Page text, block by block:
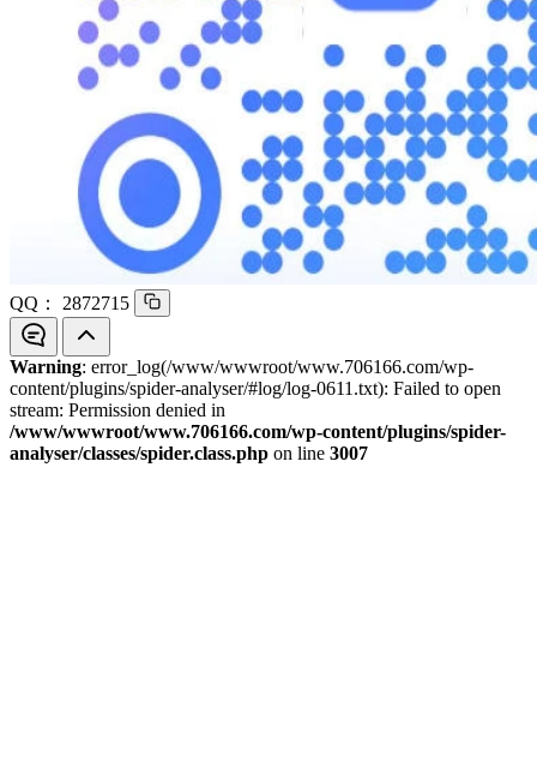
QQ： 2872715
Warning: error_log(/www/wwwroot/www.706166.com/wp-
content/plugins/spider-analyser/#log/log-0611.txt): Failed to open
stream: Permission denied in
/www/wwwroot/www.706166.com/wp-content/plugins/spider-
analyser/classes/spider.class.php on line 3007